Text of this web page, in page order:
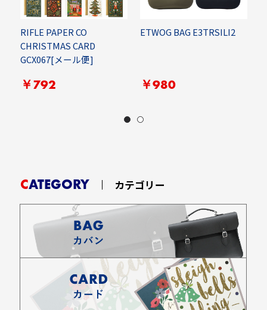
RIFLE PAPER CO
CHRISTMAS CARD
GCX067[メール便]
￥792
ETWOG BAG E3TRSILI2
￥980
CATEGORY カテゴリー